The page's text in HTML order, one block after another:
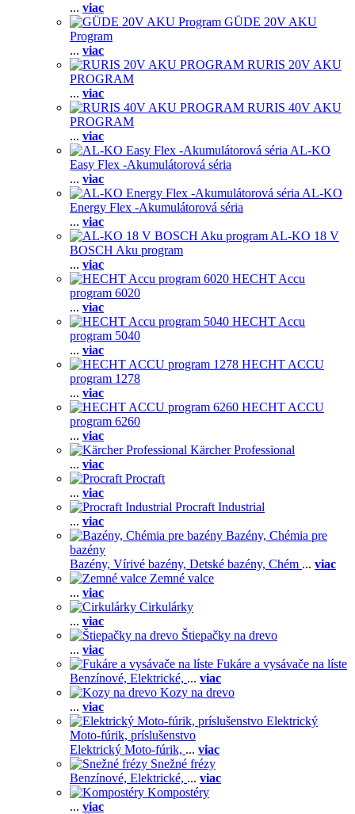
... viac
GÜDE 20V AKU
Program
... viac
RURIS 20V AKU
PROGRAM
... viac
RURIS 40V AKU
PROGRAM
... viac
AL-KO
Easy Flex -Akumulátorová séria
... viac
AL-KO
Energy Flex -Akumulátorová séria
... viac
AL-KO 18 V
BOSCH Aku program
... viac
HECHT Accu
program 6020
... viac
HECHT Accu
program 5040
... viac
HECHT ACCU
program 1278
... viac
HECHT ACCU
program 6260
... viac
Kärcher Professional
... viac
Procraft
... viac
Procraft Industrial
... viac
Bazény, Chémia pre
bazény
Bazény, Vírivé bazény, Detské bazény, Chém ... viac
Zemné valce
... viac
Cirkulárky
... viac
Štiepačky na drevo
... viac
Fukáre a vysávače na líste
Benzínové, Elektrické, ... viac
Kozy na drevo
... viac
Elektrický
Moto-fúrik, príslušenstvo
Elektrický Moto-fúrik, ... viac
Snežné frézy
Benzínové, Elektrické, ... viac
Kompostéry
... viac